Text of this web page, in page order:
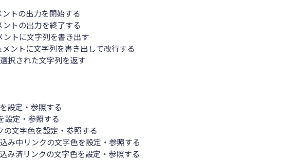
トの出力を開始する
トの出力を終了する
トに文字列を書き出す
ントに文字列を書き出して改行する
択された文字列を返す
定・参照する
定・参照する
文字色を設定・参照する
中リンクの文字色を設定・参照する
済リンクの文字色を設定・参照する